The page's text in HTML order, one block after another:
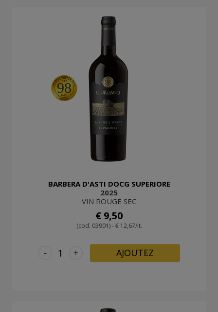
98
BARBERA D'ASTI DOCG SUPERIORE
2025
VIN ROUGE SEC
€ 9,50
(cod. 03901) - € 12,67/lt.
+
- AJOUTEZ